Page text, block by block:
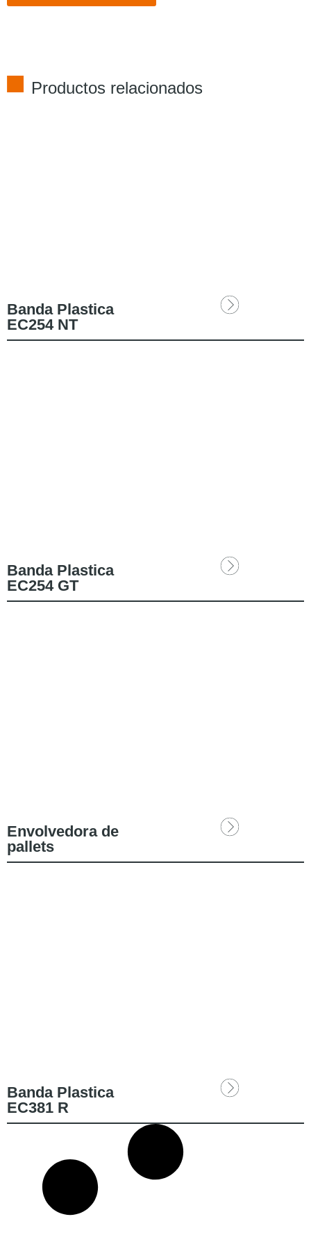
Productos relacionados
Banda Plastica
EC254 NT
Banda Plastica
EC254 GT
Envolvedora de
pallets
Banda Plastica
EC381 R